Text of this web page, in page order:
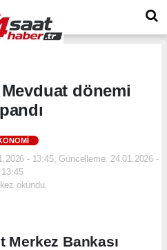
dönemi
- 13:45, Güncelleme: 24.01.2026 -
13:45
okundu.
Bankası